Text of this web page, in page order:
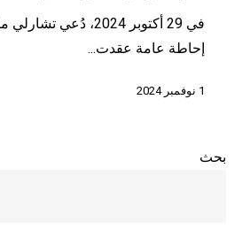
استخدام
الإنتربول
وقانون
في 29 أكتوبر 2024،
إحاطة عامة عقدت...
1 نوفمبر 2024
بحث